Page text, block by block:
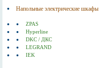
Напольные электрические шкафы
ZPAS
Hyperline
DKC / ДКС
LEGRAND
IEK